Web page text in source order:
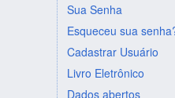
Sua Senha
Esqueceu sua
Cadastrar Usuário
Livro Eletrônico
Dados abertos